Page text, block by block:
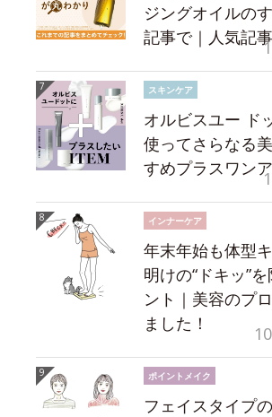
ジングオイルの
記事で｜人気記
スキンケア
オルビスユー ド
使ってさらなる
すめプラスワン
インナーケア
年末年始も体型
明けの“ドキッ”
ント｜美容のプ
ました！
ポイントメイク
フェイスタイプ